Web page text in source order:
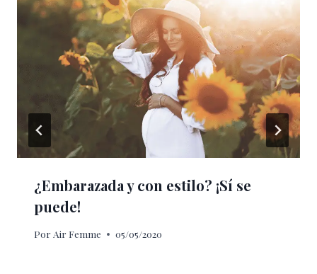
¿Embarazada y con estilo? ¡Sí se
puede!
Por Air Femme 05/05/2020